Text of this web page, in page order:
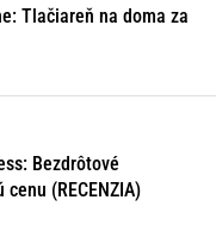
Tlačiareň na doma za
Bezdrôtové
(RECENZIA)